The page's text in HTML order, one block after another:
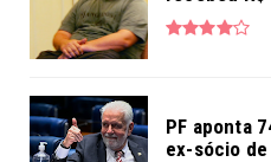
PF aponta
ex-sócio